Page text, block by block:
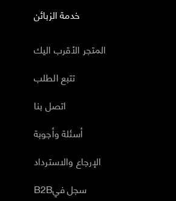
خدمة الزبائن
المتجر الأقرب اليك
تتبع الطلب
اتصل بنا
أسئلة وأجوبة
الإرجاع والاسترداد
B2Bسجل في